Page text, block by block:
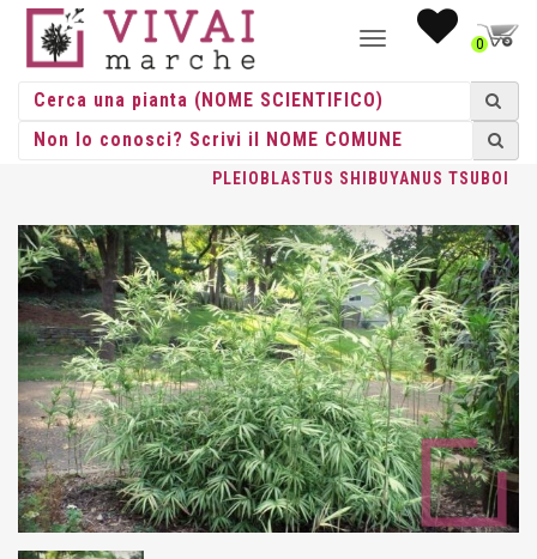
NAVIGAZIONE0
HOME/BAMBU/ BAMBUSA /BAMBUSA / BAMBUSA
PLEIOBLASTUS SHIBUYANUS TSUBOI